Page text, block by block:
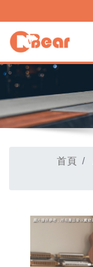
首頁